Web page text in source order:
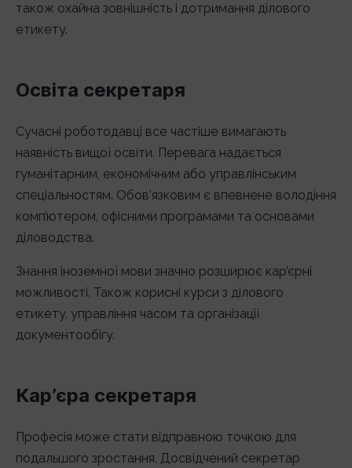
також охайна зовнішність і дотримання ділового
етикету.
Освіта секретаря
Сучасні роботодавці все частіше вимагають
наявність вищої освіти. Перевага надається
гуманітарним, економічним або управлінським
спеціальностям. Обов’язковим є впевнене володіння
комп’ютером, офісними програмами та основами
діловодства.
Знання іноземної мови значно розширює кар’єрні
можливості. Також корисні курси з ділового
етикету, управління часом та організації
документообігу.
Кар’єра секретаря
Професія може стати відправною точкою для
подальшого зростання. Досвідчений секретар